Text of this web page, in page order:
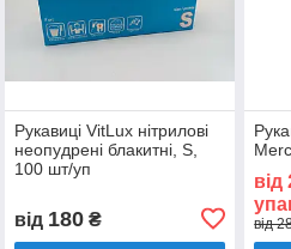
Рукавиці VitLux нітрилові
неопудрені блакитні, S,
100 шт/уп
від 180₴
від
від